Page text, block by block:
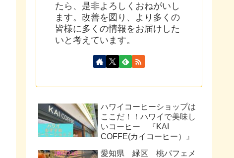
たら、是非よろしくおねがいし
ます。改善を図り、より多くの
皆様に多くの情報をお届けした
いと考えています。
ハワイコーヒーショップは
ここだ！！ハワイで美味し
いコーヒー 『KAI
COFFE(カイコーヒー）』
愛知県 緑区 桃パフェメ